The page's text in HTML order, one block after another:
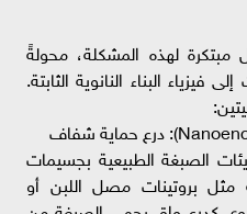
مبتكرة لهذه المشكلة، محولةً
فيزياء البناء النانوية الثابتة.
الصبغة الطبيعية بجسيمات
بروتينات مصل اللبن أو